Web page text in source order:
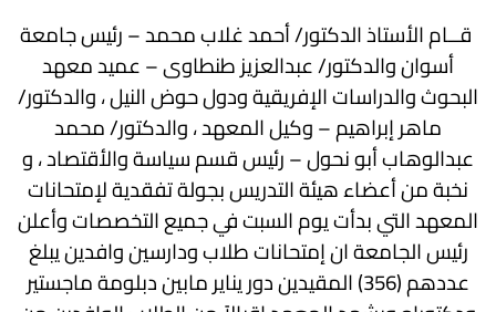
قــام الأستاذ الدكتور/ أحمد غلاب محمد – رئيس جامعة
أسوان والدكتور/ عبدالعزيز طنطاوى – عميد معهد
البحوث والدراسات الإفريقية ودول حوض النيل ، والدكتور/
ماهر إبراهيم – وكيل المعهد ، والدكتور/ محمد
عبدالوهاب أبو نحول – رئيس قسم سياسة والأقتصاد ، و
نخبة من أعضاء هيئة التدريس بجولة تفقدية لإمتحانات
المعهد التي بدأت يوم السبت في جميع التخصصات وأعلن
رئيس الجامعة ان إمتحانات طلاب ودارسين وافدين يبلغ
عددهم (356) المقيدين دور يناير مابين دبلومة ماجستير